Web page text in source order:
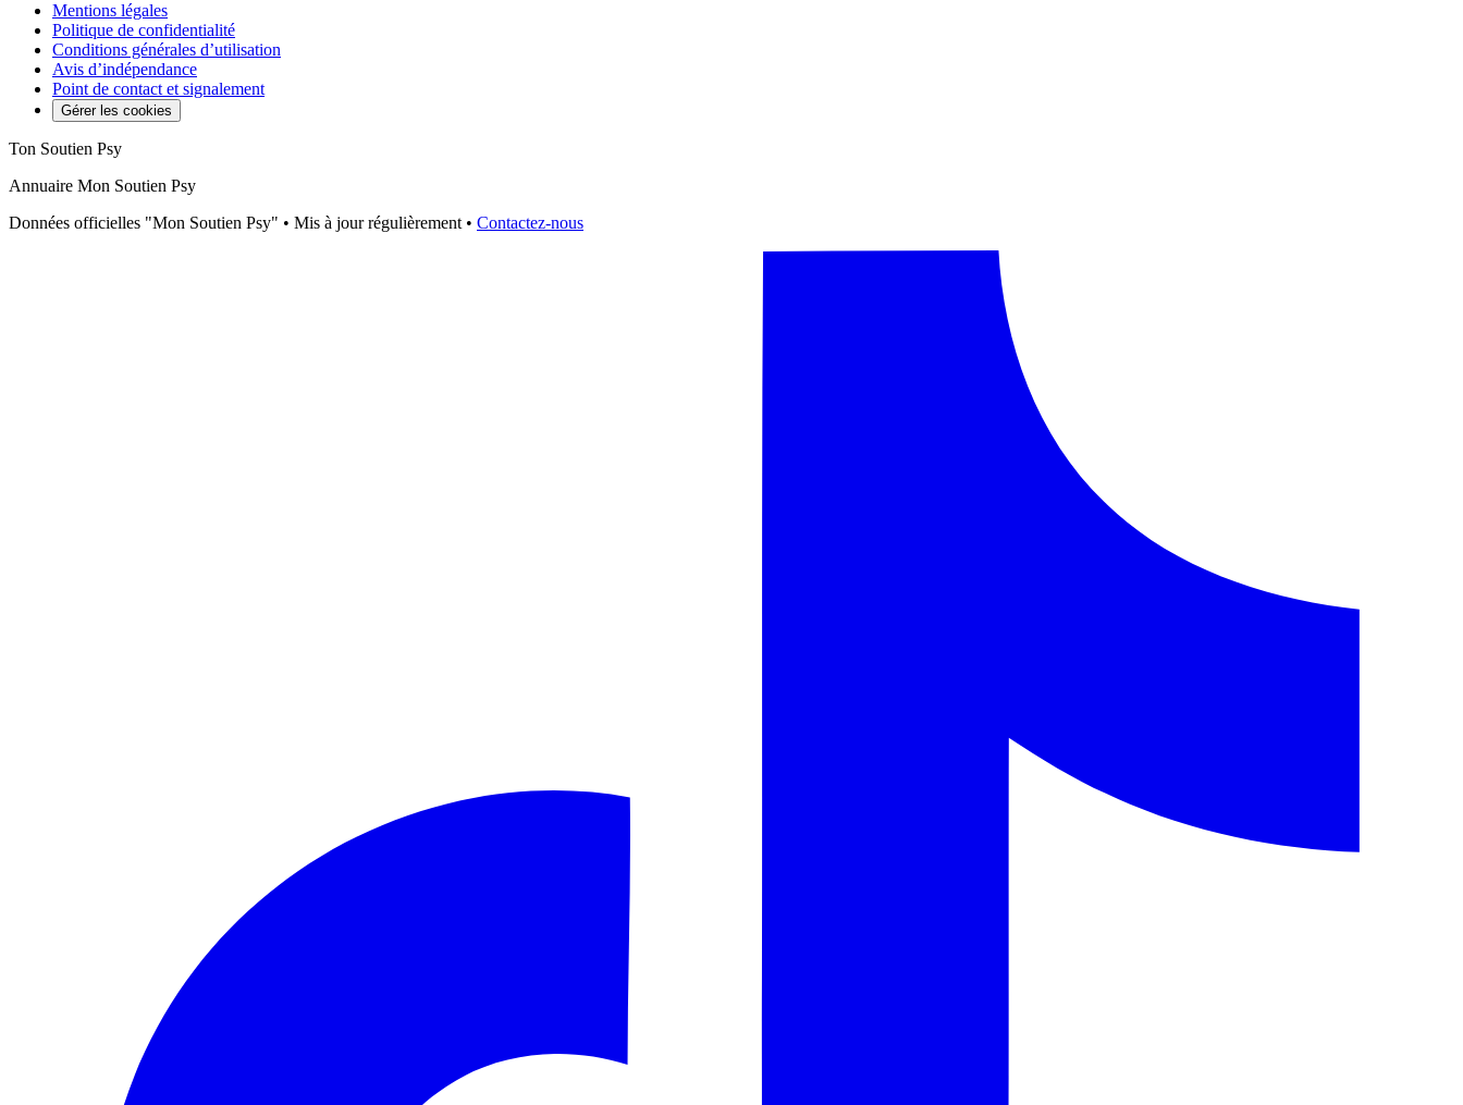
Mentions légales
Politique de confidentialité
Conditions générales d’utilisation
Avis d’indépendance
Point de contact et signalement
Gérer les cookies
Ton Soutien Psy
Annuaire Mon Soutien Psy
Données officielles "Mon Soutien Psy" • Mis à jour régulièrement • Contactez-nous